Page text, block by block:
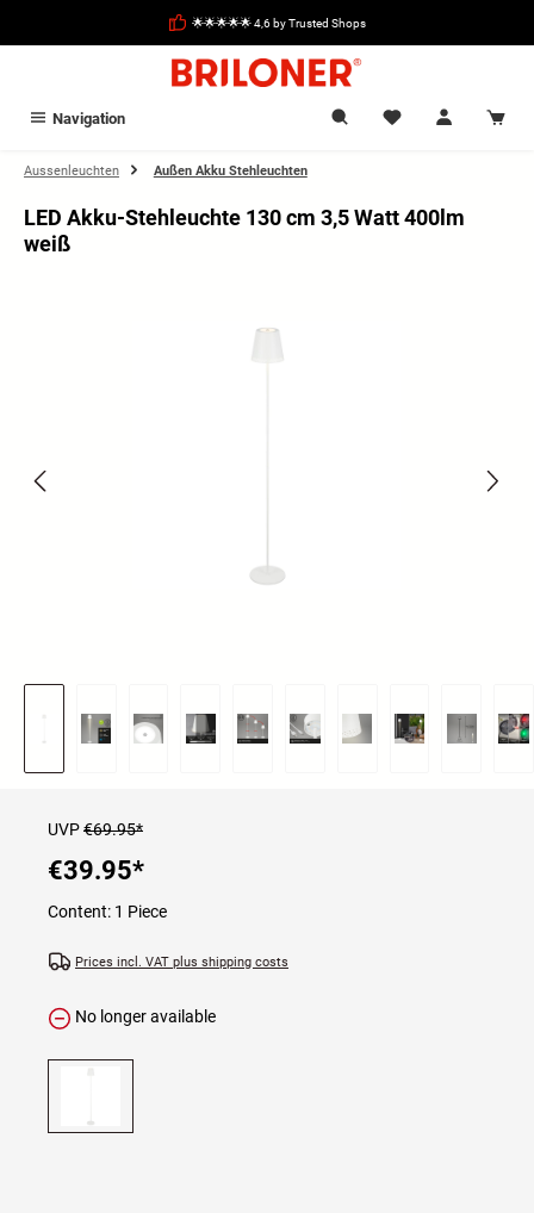
🌟🌟🌟🌟🌟 4,6 by Trusted Shops
Navigation
Aussenleuchten Außen Akku Stehleuchten
LED Akku-Stehleuchte 130 cm 3,5 Watt 400lm
weiß
UVP€69.95*
€39.95*
Content: 1 Piece
Prices incl. VAT plus shipping costs
No longer available